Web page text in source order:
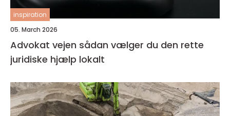
inspiration
05. March 2026
Advokat vejen sådan vælger du den rette
juridiske hjælp lokalt